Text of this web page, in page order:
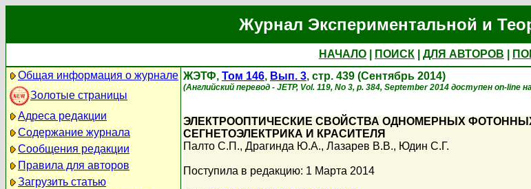
Журнал Экспериментальной и
НАЧАЛО ПОИСК ДЛЯ АВТОРОВ
Общая информация о журнале
Золотые страницы
Адреса редакции
Содержание журнала
Сообщения редакции
Правила для авторов
Загрузить статью
ЖЭТФ, Том 146, Вып. 3, стр. 439 (Сентябрь 2014)
(Английский перевод - JETP, Vol. 119, No 3, p. 384, September 2014 доступен on-line
ЭЛЕКТРООПТИЧЕСКИЕ СВОЙСТВА ОДНОМЕРНЫХ
СЕГНЕТОЭЛЕКТРИКА И КРАСИТЕЛЯ
Палто С.П., Драгинда Ю.А., Лазарев В.В., Юдин С.Г.
Поступила в редакцию: 1 Марта 2014